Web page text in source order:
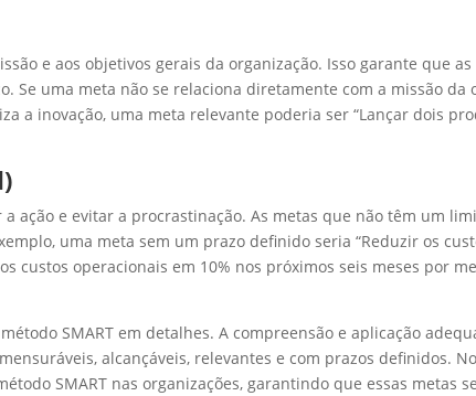
e aos objetivos gerais da organização. Isso garante que
Se uma meta não se relaciona diretamente com a missão
a inovação, uma meta relevante poderia ser “Lançar dois
ação e evitar a procrastinação. As metas que não têm um
uma meta sem um prazo definido seria “Reduzir os
custos operacionais em 10% nos próximos seis meses por
SMART em detalhes. A compreensão e aplicação
alcançáveis, relevantes e com prazos definidos.
SMART nas organizações, garantindo que essas metas